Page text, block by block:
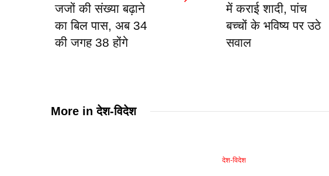
जजों की संख्या बढ़ाने
का बिल पास, अब 34
की जगह 38 होंगे
में कराई शादी, पांच
बच्चों के भविष्य पर उठे
सवाल
More inदेश-विदेश
देश-विदेश